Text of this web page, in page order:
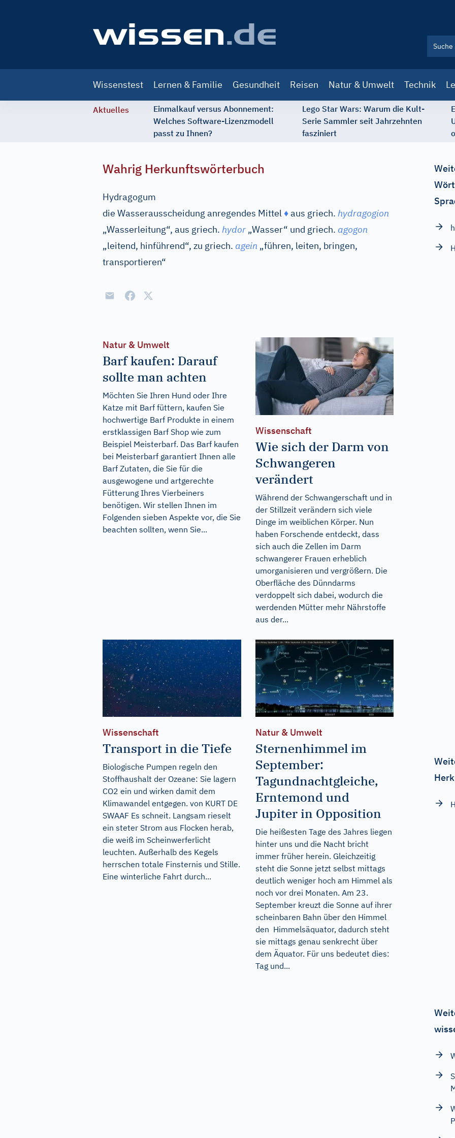
navigation
Wissenstest Lernen & Familie Gesundheit Reisen Natur & Umwelt Technik
Aktuelles
Einmalkauf versus Abonnement:
Welches Software-Lizenzmodell
passt zu Ihnen?
Lego Star Wars: Warum die Kult-
Serie Sammler seit Jahrzehnten
fasziniert
Wahrig Herkunftswörterbuch
Hydragogum
die Wasserausscheidung anregendes Mittel♦aus griech. hydragogion
„Wasserleitung“, aus griech. hydor „Wasser“ und griech. agogon
„leitend, hinführend“, zu griech. agein „führen, leiten, bringen,
transportieren“
Natur & Umwelt
Barf kaufen: Darauf
sollte man achten
Möchten Sie Ihren Hund oder Ihre
Katze mit Barf füttern, kaufen Sie
hochwertige Barf Produkte in einem
erstklassigen Barf Shop wie zum
Beispiel Meisterbarf. Das Barf kaufen
bei Meisterbarf garantiert Ihnen alle
Barf Zutaten, die Sie für die
ausgewogene und artgerechte
Fütterung Ihres Vierbeiners
benötigen. Wir stellen Ihnen im
Folgenden sieben Aspekte vor, die Sie
beachten sollten, wenn Sie...
Wissenschaft
Wie sich der Darm von
Schwangeren
verändert
Während der Schwangerschaft und in
der Stillzeit verändern sich viele
Dinge im weiblichen Körper. Nun
haben Forschende entdeckt, dass
sich auch die Zellen im Darm
schwangerer Frauen erheblich
umorganisieren und vergrößern. Die
Oberfläche des Dünndarms
verdoppelt sich dabei, wodurch die
werdenden Mütter mehr Nährstoffe
aus der...
Wissenschaft
Transport in die Tiefe
Biologische Pumpen regeln den
Stoffhaushalt der Ozeane: Sie lagern
CO2 ein und wirken damit dem
Klimawandel entgegen. von KURT DE
SWAAF Es schneit. Langsam rieselt
ein steter Strom aus Flocken herab,
die weiß im Scheinwerferlicht
leuchten. Außerhalb des Kegels
herrschen totale Finsternis und Stille.
Eine winterliche Fahrt durch...
Natur & Umwelt
Sternenhimmel im
September:
Tagundnachtgleiche,
Erntemond und
Jupiter in Opposition
Die heißesten Tage des Jahres liegen
hinter uns und die Nacht bricht
immer früher herein. Gleichzeitig
steht die Sonne jetzt selbst mittags
deutlich weniger hoch am Himmel als
noch vor drei Monaten. Am 23.
September kreuzt die Sonne auf ihrer
scheinbaren Bahn über den Himmel
den Himmelsäquator, dadurch steht
sie mittags genau senkrecht über
dem Äquator. Für uns bedeutet dies:
Tag und...